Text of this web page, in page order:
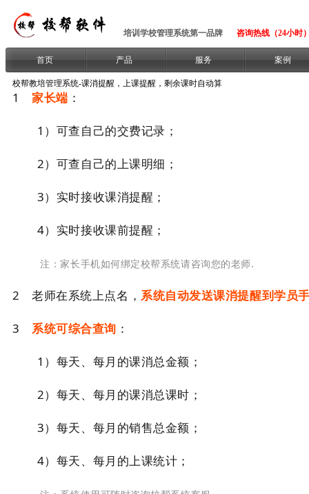
培训学校管理系统第一品牌 咨询热线（24小时
首页 产品 服务 案例
校帮教培管理系统-课消提醒，上课提醒，剩余课时自动算
1家长端 ：
1）可查自己的交费记录；
2）可查自己的上课明细；
3）实时接收课消提醒；
4）实时接收课前提醒；
注：家长手机如何绑定校帮系统请咨询您的老师.
2 老师在系统上点名，系统自动发送课消提醒到学员
3系统可综合查询 ：
1）每天、每月的课消总金额；
2）每天、每月的课消总课时；
3）每天、每月的销售总金额；
4）每天、每月的上课统计；